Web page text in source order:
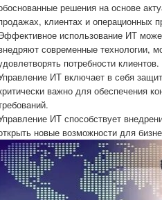
решения на основе
клиентах и операционных
использование ИТ
современные технологии,
потребности клиентов.
ИТ включает в себя
важно для обеспечения
ИТ способствует
новые возможности для